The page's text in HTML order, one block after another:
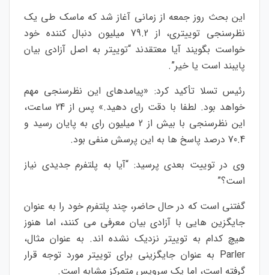
این بحث روز جمعه از زمانی آغاز شد که ماسک طی یک
نظرسنجی توییتری، از 79.2 میلیون دنبال کننده خود
خواست بگویند آیا معتقدند “توییتر به اصل آزادی بیان
پایبند است یا خیر”.
رئیس تسلا تأکید کرد: «پیامدهای این نظرسنجی مهم
خواهد بود. لطفا با دقت رای دهید.» پس از 24 ساعت،
این نظرسنجی با بیش از 2 میلیون رای به پایان رسید و
70.4 درصد پاسخ ها به این پرسش منفی بود.
وی در توییت بعدی پرسید: “آیا به پلتفرم جدیدی نیاز
است؟”
گفتنی است که در حال حاضر، چند پلتفرم خود را به عنوان
جایگزین هایی با آزادی بیان معرفی می کنند، اما هنوز
هیچ کدام به توییتر نزدیک نشده اند. به عنوان مثال،
Parler به عنوان جایگزینی برای توییتر مورد توجه قرار
گرفته است، اما یک سرویس متمرکز مشابه است.